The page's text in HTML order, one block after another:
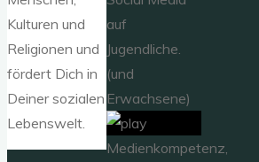
Kulturen und
Religionen und
fördert Dich in
Deiner sozialen
Lebenswelt.
auf
Jugendliche.
(und
Erwachsene)
Medienkompetenz,